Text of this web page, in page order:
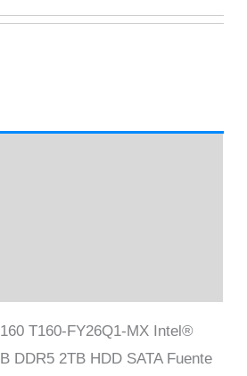
T160-FY26Q1-MX Intel®
DDR5 2TB HDD SATA Fuente